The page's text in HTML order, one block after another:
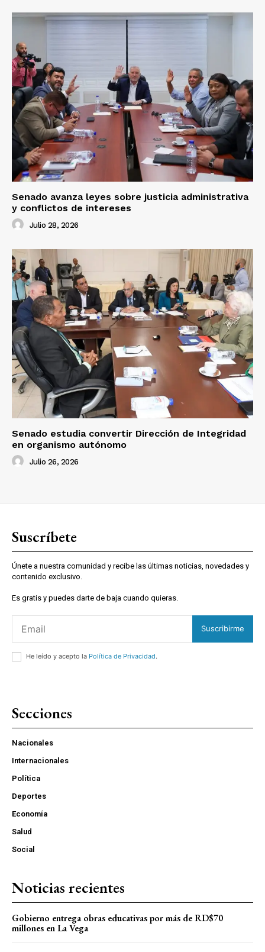
Senado avanza leyes sobre justicia administrativa
y conflictos de intereses
Julio 28, 2026
Senado estudia convertir Dirección de Integridad
en organismo autónomo
Julio 26, 2026
Suscríbete
Únete a nuestra comunidad y recibe las últimas noticias, novedades y
contenido exclusivo.
Es gratis y puedes darte de baja cuando quieras.
Suscribirme
He leído y acepto la Política de Privacidad.
Secciones
Nacionales
Internacionales
Política
Deportes
Economía
Salud
Social
Noticias recientes
Gobierno entrega obras educativas por más de RD$70
millones en La Vega